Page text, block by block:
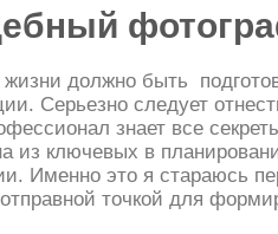
должно быть
Серьезно следует
знает все
из ключевых в
Именно это я стараюсь
точкой для